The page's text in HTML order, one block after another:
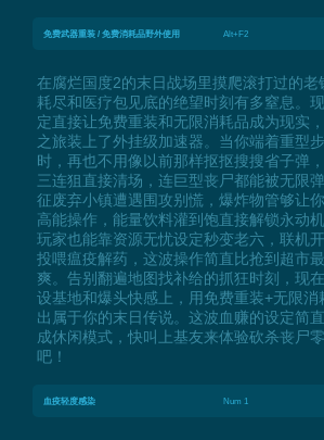
免费武器重装 / 免费消耗品野外使用 Alt+F2
在腐烂国度2的末日战场里摸爬滚打过的老
耗尽和医疗包见底的绝望时刻有多窒息。
定直接让免费重装和无限消耗品成为现实
之旅装上了外挂级加速器。当你端着重型
时，再也不用像以前那样抠抠搜搜省子弹
三连狙直接清场，连巨型丧尸都能被无限
征废弃小镇遭遇围攻别慌，爆炸物管够让
高能操作，能量饮料灌到饱直接解锁永动
玩家也能靠资源无忧设定秒变老六，联机
投喂瘟疫解药，这波操作简直比抢到超市
爽。告别翻遍地图找补给的抓狂时刻，现
设基地和爆头快感上，用免费重装+无限消
出属于你的末日传说。这波血赚的设定简
成休闲模式，快叫上基友来体验砍杀丧尸
吧！
血疫轻度感染 Num 1